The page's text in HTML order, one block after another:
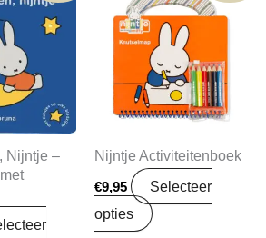
Nijntje –
Nijntje Activiteitenboek
€9,95
Selecteer
opties